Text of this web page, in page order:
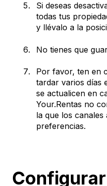
Si deseas
todas tus
y llévalo a la
No tienes que
Por favor, ten en
tardar varios días
se actualicen en
Your.Rentas no
la que los canales
preferencias.